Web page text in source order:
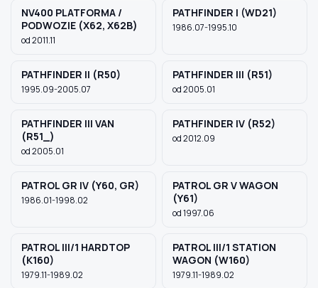
NV400 PLATFORMA /
PODWOZIE (X62, X62B)
od 2011.11
PATHFINDER I (WD21)
1986.07-1995.10
PATHFINDER II (R50)
1995.09-2005.07
PATHFINDER III (R51)
od 2005.01
PATHFINDER III VAN
(R51_)
od 2005.01
PATHFINDER IV (R52)
od 2012.09
PATROL GR IV (Y60, GR)
1986.01-1998.02
PATROL GR V WAGON
(Y61)
od 1997.06
PATROL III/1 HARDTOP
(K160)
1979.11-1989.02
PATROL III/1 STATION
WAGON (W160)
1979.11-1989.02